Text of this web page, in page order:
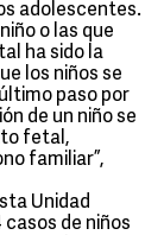
adolescentes.
o las que
ha sido la
los niños se
paso por
de un niño se
fetal,
familiar”,
Unidad
de niños